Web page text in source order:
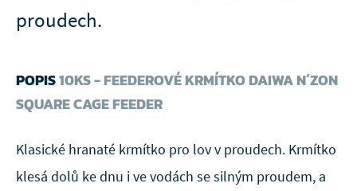
proudech.
POPIS10KS - FEEDEROVÉ KRMÍTKO DAIWA N´ZON
SQUARE CAGE FEEDER
Klasické hranaté krmítko pro lov v proudech. Krmítko
klesá dolů ke dnu i ve vodách se silným proudem, a